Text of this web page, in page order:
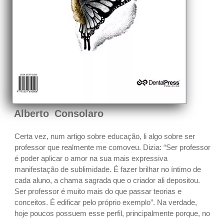
Alberto Consolaro
Certa vez, num artigo sobre educação, li algo sobre ser
professor que realmente me comoveu. Dizia: “Ser professor
é poder aplicar o amor na sua mais expressiva
manifestação de sublimidade. É fazer brilhar no íntimo de
cada aluno, a chama sagrada que o criador ali depositou.
Ser professor é muito mais do que passar teorias e
conceitos. É edificar pelo próprio exemplo”. Na verdade,
hoje poucos possuem esse perfil, principalmente porque, no